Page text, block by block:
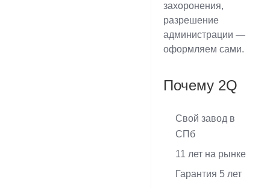
захоронения,
разрешение
администрации —
оформляем сами.
Почему 2Q
Свой завод в
СПб
11 лет на рынке
Гарантия 5 лет